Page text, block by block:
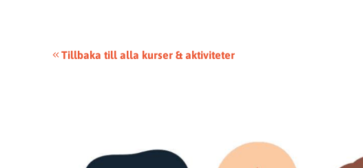
Tillbaka till alla kurser & aktiviteter